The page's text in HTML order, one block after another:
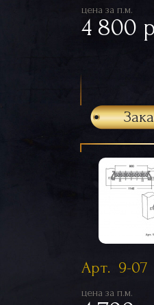
цена за п.м.
4 800
Арт. 9-07
цена за п.м.